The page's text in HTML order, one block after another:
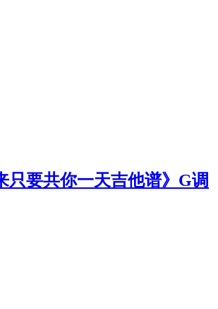
只要共你一天吉他谱》G调